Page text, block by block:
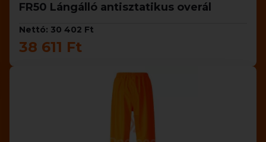
FR50 Lángálló antisztatikus overál
Nettó: 30 402 Ft
38 611 Ft